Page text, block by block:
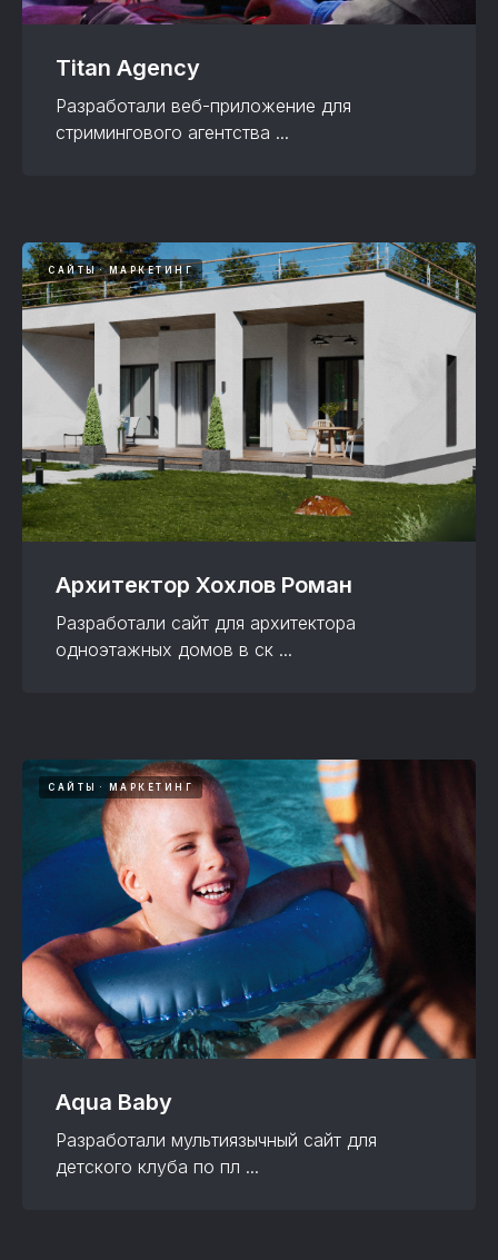
Titan Agency
Разработали веб-приложение для
стримингового агентства ...
САЙТЫ МАРКЕТИНГ
Архитектор Хохлов Роман
Разработали сайт для архитектора
одноэтажных домов в ск ...
САЙТЫ МАРКЕТИНГ
Aqua Baby
Разработали мультиязычный сайт для
детского клуба по пл ...